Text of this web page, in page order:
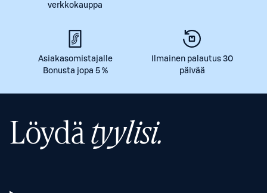
verkkokauppa
Asiakasomistajalle
Bonusta jopa 5 %
Ilmainen palautus 30
päivää
Löydätyylisi.